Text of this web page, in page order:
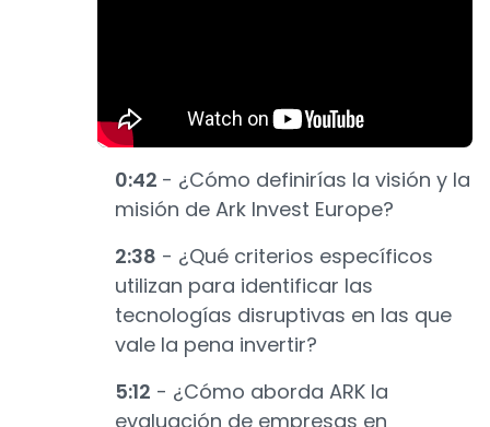
0:42 - ¿Cómo definirías la visión y la
misión de Ark Invest Europe?
2:38 - ¿Qué criterios específicos
utilizan para identificar las
tecnologías disruptivas en las que
vale la pena invertir?
5:12 - ¿Cómo aborda ARK la
evaluación de empresas en